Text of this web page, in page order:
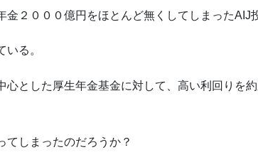
金２０００億円をほとんど無くしてしまったAIJ
る。
心とした厚生年金基金に対して、高い利回りを
てしまったのだろうか？